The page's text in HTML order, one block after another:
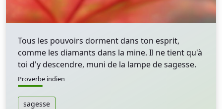
Tous les pouvoirs dorment dans ton esprit,
comme les diamants dans la mine. Il ne tient qu'à
toi d'y descendre, muni de la lampe de sagesse.
Proverbe indien
sagesse